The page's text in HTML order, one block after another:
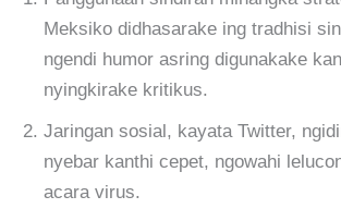
Meksiko didhasarake ing tradhisi
ngendi humor asring digunakake
nyingkirake kritikus.
Jaringan sosial, kayata Twitter,
nyebar kanthi cepet, ngowahi
acara virus.